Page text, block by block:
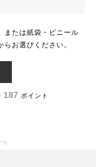
または紙袋・ビニール
らお選びください。
187 ポイント